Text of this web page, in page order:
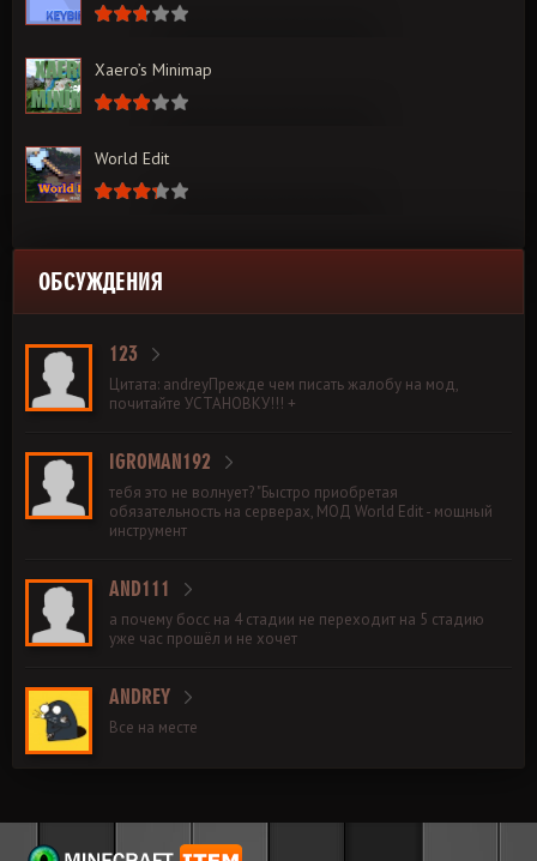
Xaero’s Minimap
World Edit
ОБСУЖДЕНИЯ
123
Цитата: andreyПрежде чем писать жалобу на мод,
почитайте УСТАНОВКУ!!! +
IGROMAN192
тебя это не волнует? "Быстро приобретая
обязательность на серверах, МОД World Edit - мощный
инструмент
AND111
а почему босс на 4 стадии не переходит на 5 стадию
уже час прошёл и не хочет
ANDREY
Все на месте